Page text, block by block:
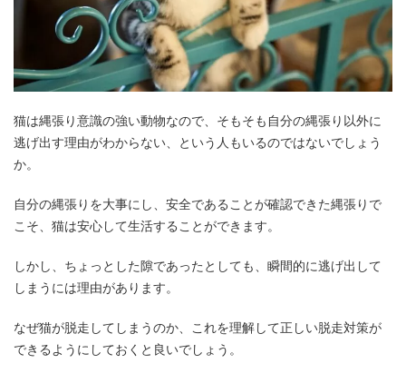
猫は縄張り意識の強い動物なので、そもそも自分の縄張り以外に
逃げ出す理由がわからない、という人もいるのではないでしょう
か。
自分の縄張りを大事にし、安全であることが確認できた縄張りで
こそ、猫は安心して生活することができます。
しかし、ちょっとした隙であったとしても、瞬間的に逃げ出して
しまうには理由があります。
なぜ猫が脱走してしまうのか、これを理解して正しい脱走対策が
できるようにしておくと良いでしょう。